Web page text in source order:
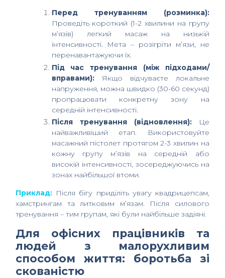
Перед тренуванням (розминка):
Проведіть короткий (1-2 хвилини на групу
м’язів) легкий масаж на низькій
інтенсивності. Мета – розігріти м’язи, не
перенавантажуючи їх.
Під час тренування (між підходами/
вправами):Якщо відчуваєте локальне
напруження, можна швидко (30-60 секунд)
пропрацювати конкретну зону на
середній інтенсивності.
Після тренування (відновлення):Це
найважливіший етап. Використовуйте
масажний пістолет протягом 2-3 хвилин на
кожну групу м’язів на середній або
високій інтенсивності, зосереджуючись на
зонах найбільшої втоми.
Приклад: Після бігу приділіть увагу квадрицепсам,
хамстрингам та литковим м’язам. Після силового
тренування – тим групам, які були найбільше задіяні.
Для офісних працівників та
людей з малорухливим
способом життя: боротьба зі
скованістю